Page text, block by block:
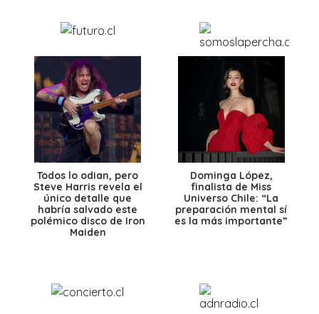
Todos lo odian, pero
Steve Harris revela el
único detalle que
habría salvado este
polémico disco de Iron
Maiden
Dominga López,
finalista de Miss
Universo Chile: “La
preparación mental sí
es la más importante”